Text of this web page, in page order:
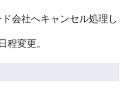
会社へキャンセル処理し
程変更。